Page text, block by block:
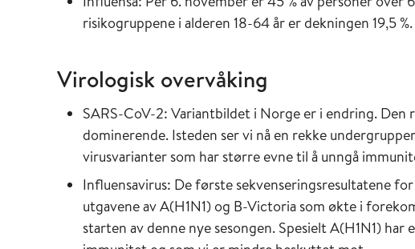
risikogruppene i alderen 18-64 år er dekningen 19,5
Virologisk overvåking
SARS-CoV-2: Variantbildet i Norge er i endring.
dominerende. Isteden ser vi nå en rekke
virusvarianter som har større evne til å unngå
Influensavirus: De første sekvenseringsresultatene
utgavene av A(H1N1) og B-Victoria som økte i
starten av denne nye sesongen. Spesielt A(H1N1)